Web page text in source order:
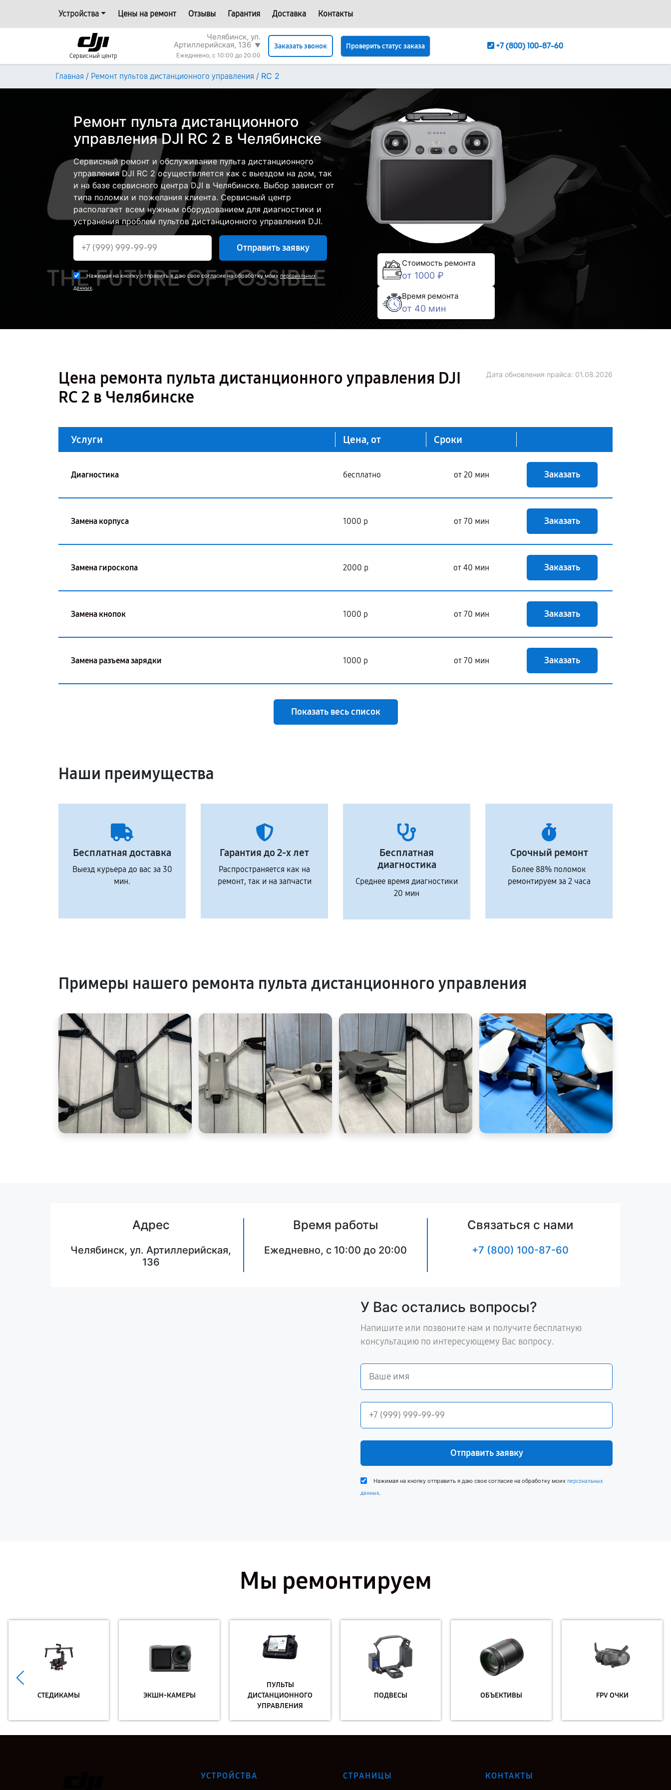
Устройства Цены на ремонт Отзывы Гарантия Доставка Контакты
Сервисный центр
Челябинск, ул.
Артиллерийская, 136 ▼
Ежедневно, с 10:00 до 20:00
Заказать звонок Проверить статус заказа +7 (800) 100-87-60
Главная / Ремонт пультов дистанционного управления / RC 2
Ремонт пульта дистанционного
управления DJI RC 2 в Челябинске
Сервисный ремонт и обслуживание пульта дистанционного
управления DJI RC 2 осуществляется как с выездом на дом, так
и на базе сервисного центра DJI в Челябинске. Выбор зависит от
типа поломки и пожелания клиента. Сервисный центр
располагает всем нужным оборудованием для диагностики и
устранения проблем пультов дистанционного управления DJI.
Отправить заявку
Нажимая на кнопку отправить я даю свое согласие на обработку моих персональных
данных.
Стоимость ремонта
от 1000 ₽
Время ремонта
от 40 мин
Цена ремонта пульта дистанционного управления DJI
RC 2 в Челябинске
Дата обновления прайса: 01.08.2026
Услуги Цена, от Сроки
Диагностика бесплатно от 20 мин Заказать
Замена корпуса 1000 р от 70 мин Заказать
Замена гироскопа 2000 р от 40 мин Заказать
Замена кнопок 1000 р от 70 мин Заказать
Замена разъема зарядки 1000 р от 70 мин Заказать
Показать весь список
Наши преимущества
Бесплатная доставка
Выезд курьера до вас за 30
мин.
Гарантия до 2-х лет
Распространяется как на
ремонт, так и на запчасти
Бесплатная
диагностика
Среднее время диагностики
20 мин
Срочный ремонт
Более 88% поломок
ремонтируем за 2 часа
Примеры нашего ремонта пульта дистанционного управления
Адрес
Челябинск, ул. Артиллерийская,
136
Время работы
Ежедневно, с 10:00 до 20:00
Связаться с нами
+7 (800) 100-87-60
У Вас остались вопросы?
Напишите или позвоните нам и получите бесплатную
консультацию по интересующему Вас вопросу.
Отправить заявку
Нажимая на кнопку отправить я даю свое согласие на обработку моих персональных
данных.
Мы ремонтируем
СТЕДИКАМЫ ЭКШН-КАМЕРЫ
ПУЛЬТЫ
ДИСТАНЦИОННОГО
УПРАВЛЕНИЯ
ПОДВЕСЫ ОБЪЕКТИВЫ FPV ОЧКИ
УСТРОЙСТВА СТРАНИЦЫ КОНТАКТЫ